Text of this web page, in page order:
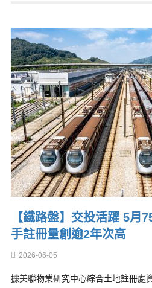
【鐵路盤】交投活躍 5月
手註冊量創逾2年次高
2026-06-05
據美聯物業研究中心綜合土地註冊處